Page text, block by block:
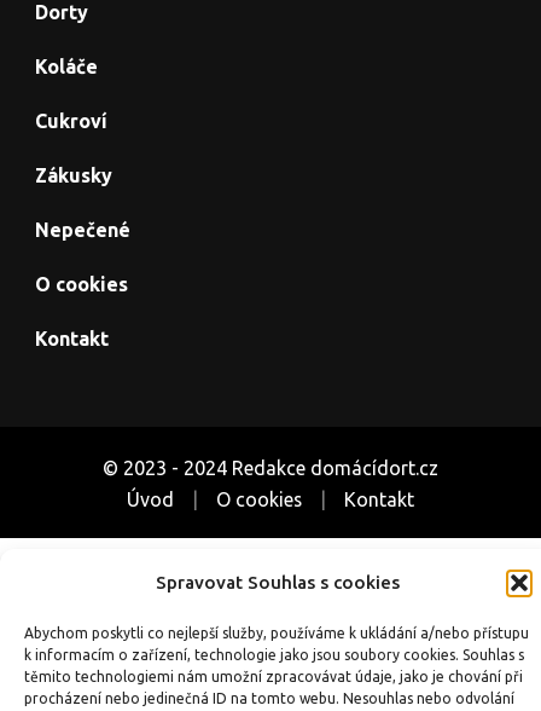
Spravovat Souhlas s cookies
Abychom poskytli co nejlepší služby, používáme k ukládání a/nebo přístupu
k informacím o zařízení, technologie jako jsou soubory cookies. Souhlas s
těmito technologiemi nám umožní zpracovávat údaje, jako je chování při
procházení nebo jedinečná ID na tomto webu. Nesouhlas nebo odvolání
Dorty
Koláče
Cukroví
Zákusky
Nepečené
O cookies
Kontakt
© 2023 - 2024 Redakce domácídort.cz
Úvod
O cookies Kontakt
Související weby o pečení a receptech:
|Osobní stránky|CZIN.eu